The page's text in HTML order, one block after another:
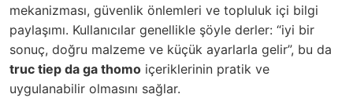
mekanizması, güvenlik önlemleri ve topluluk içi bilgi
paylaşımı. Kullanıcılar genellikle şöyle derler: “iyi bir
sonuç, doğru malzeme ve küçük ayarlarla gelir”, bu da
truc tiep da ga thomo içeriklerinin pratik ve
uygulanabilir olmasını sağlar.